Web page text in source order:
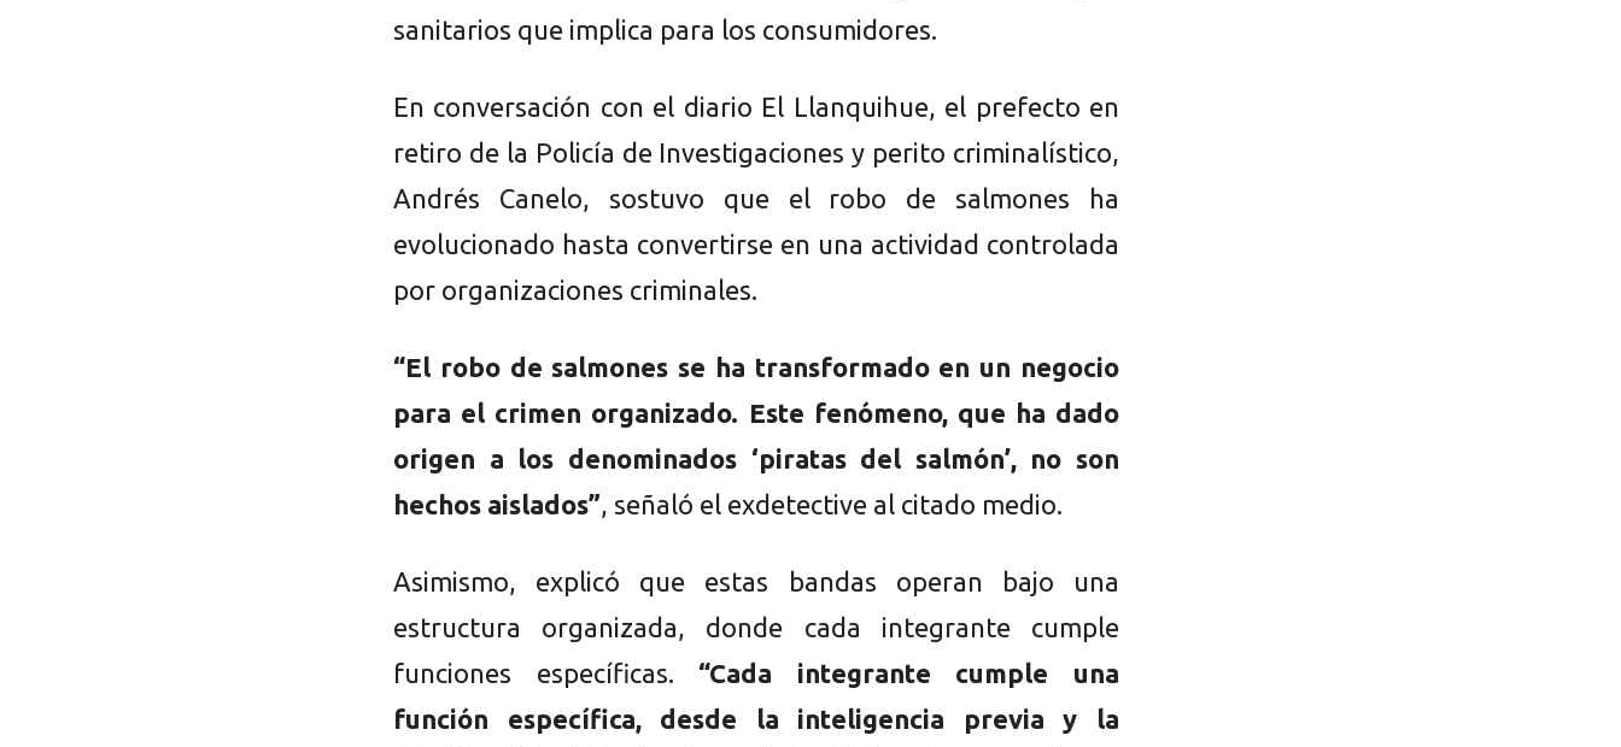
sanitarios que implica para los consumidores.
En conversación con el diario El Llanquihue, el prefecto en
retiro de la Policía de Investigaciones y perito criminalístico,
Andrés Canelo, sostuvo que el robo de salmones ha
evolucionado hasta convertirse en una actividad controlada
por organizaciones criminales.
“El robo de salmones se ha transformado en un negocio
para el crimen organizado. Este fenómeno, que ha dado
origen a los denominados ‘piratas del salmón’, no son
hechos aislados”, señaló el exdetective al citado medio.
Asimismo, explicó que estas bandas operan bajo una
estructura organizada, donde cada integrante cumple
funciones específicas. “Cada integrante cumple una
función específica, desde la inteligencia previa y la